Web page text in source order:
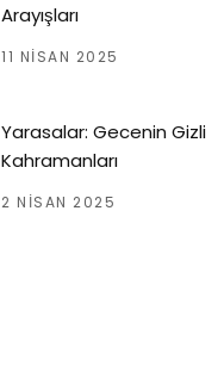
Arayışları
11 NISAN 2025
Yarasalar: Gecenin Gizli
Kahramanları
2 NISAN 2025